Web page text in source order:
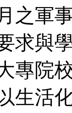
之軍
求與
專院
生活